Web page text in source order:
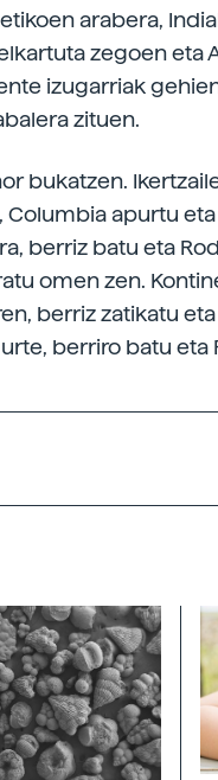
arabera,
zegoen eta
izugarriak
zituen.
bukatzen.
apurtu
berriz batu eta
omen zen.
berriz zatikatu
berriro batu eta